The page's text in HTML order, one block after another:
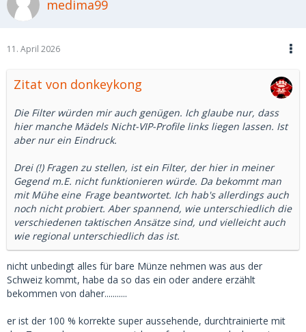
medima99
11. April 2026
Zitat von donkeykong
Die Filter würden mir auch genügen. Ich glaube nur, dass
hier manche Mädels Nicht-VIP-Profile links liegen lassen. Ist
aber nur ein Eindruck.
Drei (!) Fragen zu stellen, ist ein Filter, der hier in meiner
Gegend m.E. nicht funktionieren würde. Da bekommt man
mit Mühe eine Frage beantwortet. Ich hab's allerdings auch
noch nicht probiert. Aber spannend, wie unterschiedlich die
verschiedenen taktischen Ansätze sind, und vielleicht auch
wie regional unterschiedlich das ist.
nicht unbedingt alles für bare Münze nehmen was aus der
Schweiz kommt, habe da so das ein oder andere erzählt
bekommen von daher...........
er ist der 100 % korrekte super aussehende, durchtrainierte mit